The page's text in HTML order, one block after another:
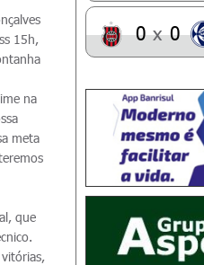
15h,
na
meta
que
0 x 0